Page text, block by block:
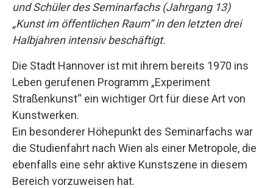
und Schüler des Seminarfachs (Jahrgang 13)
„Kunst im öffentlichen Raum“ in den letzten drei
Halbjahren intensiv beschäftigt.
Die Stadt Hannover ist mit ihrem bereits 1970 ins
Leben gerufenen Programm „Experiment
Straßenkunst“ ein wichtiger Ort für diese Art von
Kunstwerken.
Ein besonderer Höhepunkt des Seminarfachs war
die Studienfahrt nach Wien als einer Metropole, die
ebenfalls eine sehr aktive Kunstszene in diesem
Bereich vorzuweisen hat.